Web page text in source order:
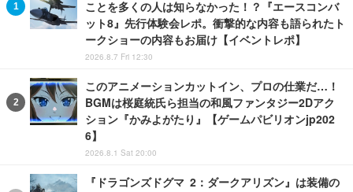
ことを多くの人は知らなかった！？『エースコンバ
ット8』先行体験会レポ。衝撃的な内容も語られたト
ークショーの内容もお届け【イベントレポ】
2026.8.7 Fri 12:30
このアニメーションカットイン、プロの仕業だ…！
BGMは桜庭統氏ら担当の和風ファンタジー2Dアク
ション『かみよがたり』【ゲームパビリオンjp202
6】
2026.8.1 Sat 20:00
『ドラゴンズドグマ 2：ダークアリズン』は装備の